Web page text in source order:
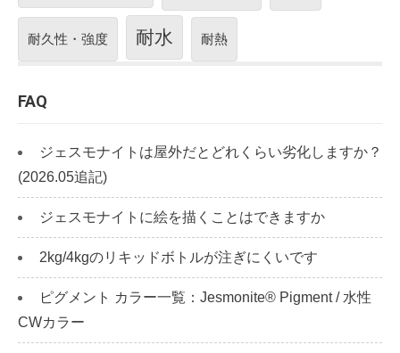
耐久性・強度 耐水 耐熱
FAQ
ジェスモナイトは屋外だとどれくらい劣化しますか？
(2026.05追記)
ジェスモナイトに絵を描くことはできますか
2kg/4kgのリキッドボトルが注ぎにくいです
ピグメント カラー一覧：Jesmonite® Pigment / 水性
CWカラー